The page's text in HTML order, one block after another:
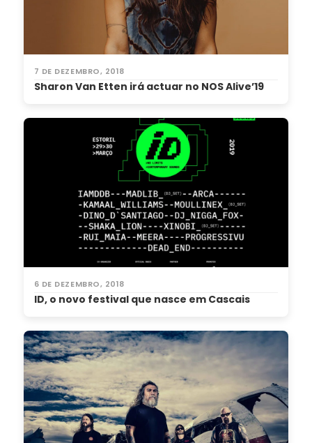
7 DE DEZEMBRO, 2018
Sharon Van Etten irá actuar no NOS Alive’19
6 DE DEZEMBRO, 2018
ID, o novo festival que nasce em Cascais